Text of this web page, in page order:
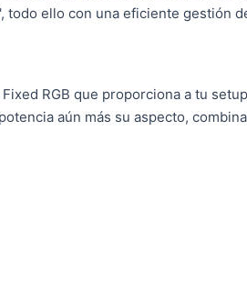
todo ello con una eficiente gestión
RGB que proporciona a tu
aún más su aspecto,